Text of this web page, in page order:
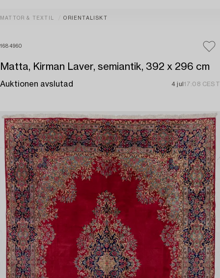
MATTOR & TEXTIL ORIENTALISKT
1684960
Matta, Kirman Laver, semiantik, 392 x 296 cm
Auktionen avslutad 4 jul 17:08 CEST